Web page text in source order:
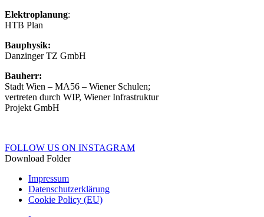
Elektroplanung:
HTB Plan
Bauphysik:
Danzinger TZ GmbH
Bauherr:
Stadt Wien – MA56 – Wiener Schulen;
vertreten durch WIP, Wiener Infrastruktur
Projekt GmbH
FOLLOW US ON INSTAGRAM
Download Folder
Impressum
Datenschutzerklärung
Cookie Policy (EU)